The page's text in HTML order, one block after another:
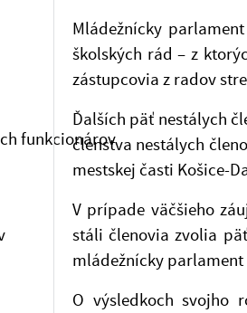
funkcionárov
Mládežnícky
školských rád – z
zástupcovia z radov
Ďalších päť nestálych
členstva nestálych
mestskej časti Košice-
V prípade väčšieho
stáli členovia zvolia
mládežnícky
O výsledkoch svojho